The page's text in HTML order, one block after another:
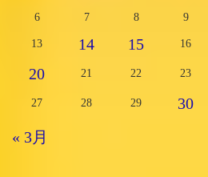
6 7 8 9
13 14 15 16
20
21 22 23
27 28 29
30
« 3月